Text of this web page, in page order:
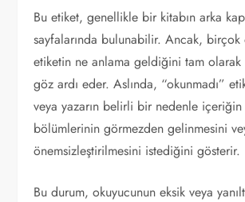
Bu etiket, genellikle bir kitabın arka
sayfalarında bulunabilir. Ancak,
etiketin ne anlama geldiğini tam olarak
göz ardı eder. Aslında, “okunmadı”
veya yazarın belirli bir nedenle
bölümlerinin görmezden gelinmesini
önemsizleştirilmesini istediğini gösterir.
Bu durum, okuyucunun eksik veya